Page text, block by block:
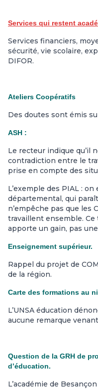
Services qui restent
Services financiers,
sécurité, vie scolaire,
DIFOR.
Ateliers Coopératifs
Des doutes sont émis
ASH :
Le recteur indique qu’il
contradiction entre le
prise en compte des
L’exemple des PIAL :
départemental, qui
n’empêche pas que les
travaillent ensemble. Ce
apporte un gain, pas
Enseignement supérieur.
Rappel du projet de
de la région.
Carte des formations au
L’UNSA éducation
aucune remarque
Question de la GRH de
d’éducation.
L’académie de